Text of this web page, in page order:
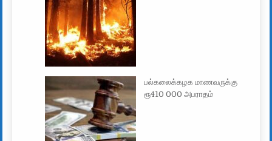
பல்கலைக்கழக மாணவருக்கு
ரூ410 000 அபராதம்